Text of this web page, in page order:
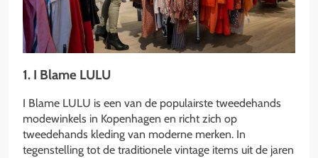
1. I Blame LULU
I Blame LULU is een van de populairste tweedehands
modewinkels in Kopenhagen en richt zich op
tweedehands kleding van moderne merken. In
tegenstelling tot de traditionele vintage items uit de jaren